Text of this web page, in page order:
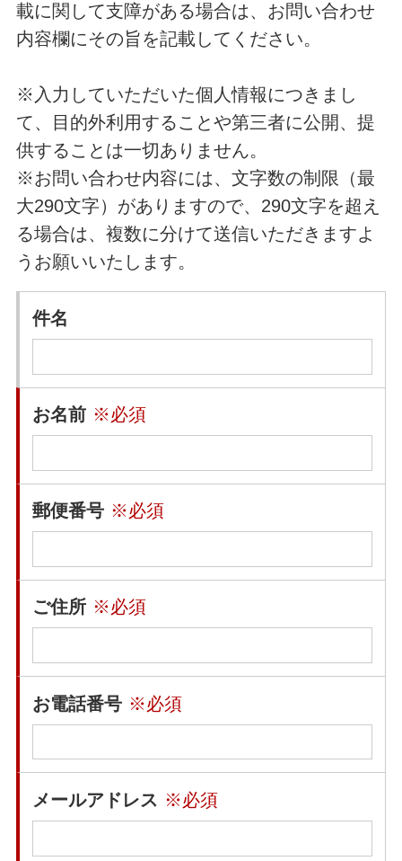
載に関して支障がある場合は、お問い合わせ
内容欄にその旨を記載してください。
※入力していただいた個人情報につきまし
て、目的外利用することや第三者に公開、提
供することは一切ありません。
※お問い合わせ内容には、文字数の制限（最
大290文字）がありますので、290文字を超え
る場合は、複数に分けて送信いただきますよ
うお願いいたします。
件名
お名前 ※必須
郵便番号 ※必須
ご住所 ※必須
お電話番号 ※必須
メールアドレス ※必須